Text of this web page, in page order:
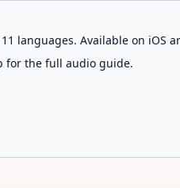
languages. Available on iOS
for the full audio guide.